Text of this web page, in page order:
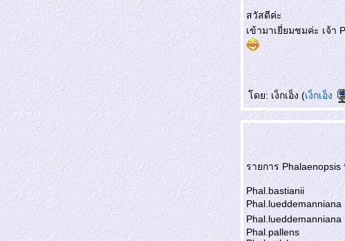
สวัสดีค่ะ
เข้ามาเยี่ยมชมค่ะ เจ้า
ดย: เง็กเอ็ง (เง็กเอ็ง
รายการ
Phal.bastianii
Phal.pallens
nopporn
nopporn